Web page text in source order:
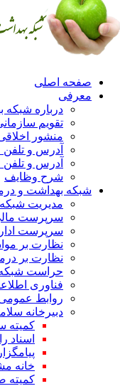
صفحه اصلی
معرفی
درباره شبکه
تقویم سازمانی
منشور اخلاقی
آدرس و تلفن
آدرس و تلفن
شرح وظایف
شبکه بهداشت و
مدیریت شبکه
سرپرست
سرپرست
نظارت بر مواد
نظارت بر
حراست شبکه
فناوری
روابط عمومی
دبیرخانه
کمیته
اسناد
خانه
کمیته